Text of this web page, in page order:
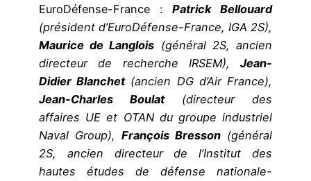
EuroDéfense-France : Patrick Bellouard
(président d’EuroDéfense-France, IGA 2S),
Maurice de Langlois (général 2S, ancien
directeur de recherche IRSEM), Jean-
Didier Blanchet(ancien DG d’Air France),
Jean-Charles Boulat(directeur des
affaires UE et OTAN du groupe industriel
Naval Group), François Bresson (général
2S, ancien directeur de l’Institut des
hautes études de défense nationale-